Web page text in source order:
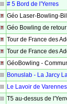
# 5 Bord de l'Yerres
Géo Laser-Bowling-
Géo Bowling de
Tour de France des
Tour de France des
GéoBowling -
Bonuslab - La Jarcy
Le Lavoir de
T5 au-dessus de